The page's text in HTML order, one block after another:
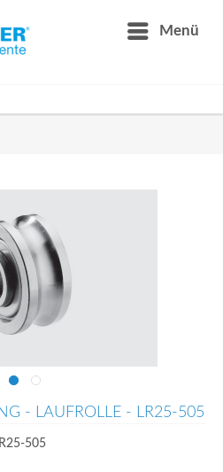
Menü
- LAUFROLLE - LR25-505
505